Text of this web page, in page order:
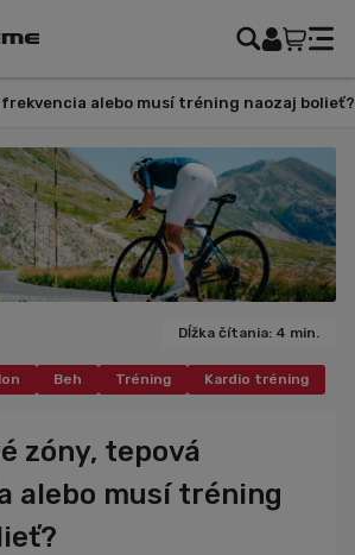
tepová frekvencia alebo musí tréning
Dĺžka čítania: 4 min.
Beh Tréning
Kardio tréning
zóny, tepová
alebo musí tréning